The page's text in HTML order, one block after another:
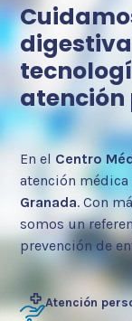
atención
En el Centro
atención médica
Granada. Con
somos un
prevención de
Atención